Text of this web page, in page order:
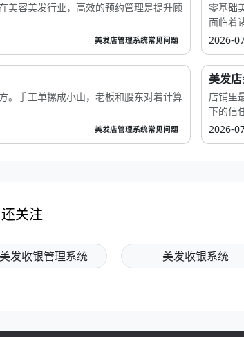
美容美发行业，高效的预约管理是提升顾
美发店管理系统常见问题
零基础
面临着
2026-
。手工单摞成小山，老板和股东对着计算
美发店管理系统常见问题
美发
店铺里
下的信
2026-
关注
发收银管理系统 美发收银系统